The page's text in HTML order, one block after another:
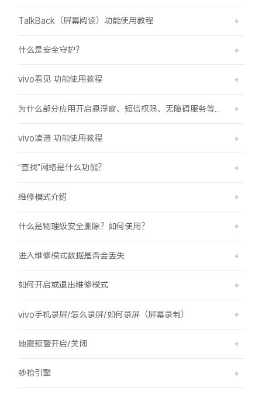
TalkBack（屏幕阅读）功能使用教程
什么是安全守护？
vivo看见 功能使用教程
vivo读谱 功能使用教程
“查找”网络是什么功能？
维修模式介绍
什么是物理级安全删除？如何使用？
进入维修模式数据是否会丢失
如何开启或退出维修模式
vivo手机录屏/怎么录屏/如何录屏（屏幕录制）
地震预警开启/关闭
秒抢引擎